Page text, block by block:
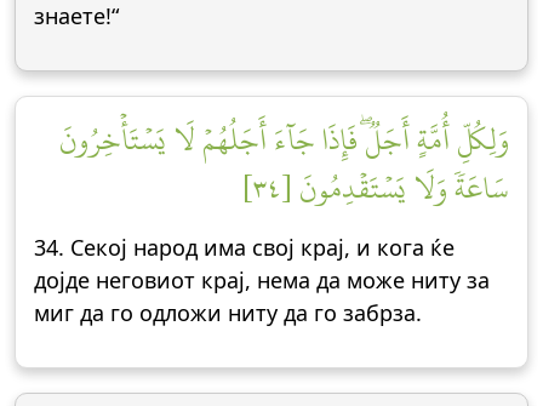
знаете!“
وَلِكُلِّ أُمَّةٍ أَجَلٞۖ فَإِذَا جَآءَ أَجَلُهُمۡ لَا يَسۡتَأۡخِرُونَ
سَاعَةٗ وَلَا يَسۡتَقۡدِمُونَ [٣٤]
34. Секој народ има свој крај, и кога ќе
дојде неговиот крај, нема да може ниту за
миг да го одложи ниту да го забрза.